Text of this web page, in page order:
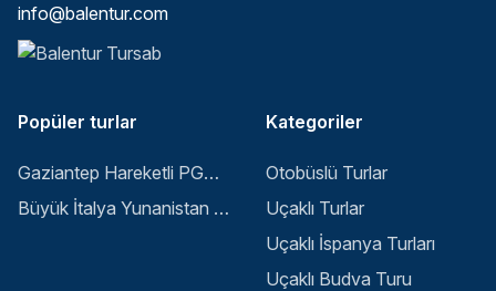
info@balentur.com
Popüler turlar
Gaziantep Hareketli PGS ile Buyuk Balkan 6 Gece 8 Gun Vizesiz SKP-SKP
Büyük İtalya Yunanistan Balkan Turu - İstanbul
Kategoriler
Otobüslü Turlar
Uçaklı Turlar
Uçaklı İspanya Turları
Uçaklı Budva Turu